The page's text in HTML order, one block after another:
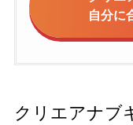
自分に
クリエアナブ